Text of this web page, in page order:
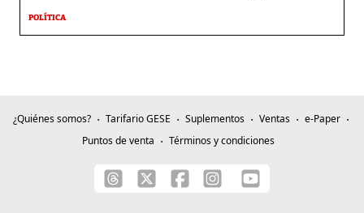
POLÍTICA
¿Quiénes somos? Tarifario GESE Suplementos Ventas
e-Paper
Puntos de venta
Términos y condiciones